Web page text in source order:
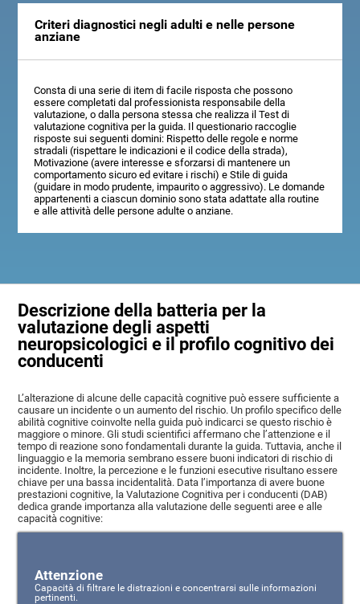
Criteri diagnostici negli adulti e nelle persone
anziane
Consta di una serie di item di facile risposta che possono
essere completati dal professionista responsabile della
valutazione, o dalla persona stessa che realizza il Test di
valutazione cognitiva per la guida. Il questionario raccoglie
risposte sui seguenti domini: Rispetto delle regole e norme
stradali (rispettare le indicazioni e il codice della strada),
Motivazione (avere interesse e sforzarsi di mantenere un
comportamento sicuro ed evitare i rischi) e Stile di guida
(guidare in modo prudente, impaurito o aggressivo). Le domande
appartenenti a ciascun dominio sono stata adattate alla routine
e alle attività delle persone adulte o anziane.
Descrizione della batteria per la
valutazione degli aspetti
neuropsicologici e il profilo cognitivo dei
conducenti
L’alterazione di alcune delle capacità cognitive può essere sufficiente a
causare un incidente o un aumento del rischio. Un profilo specifico delle
abilità cognitive coinvolte nella guida può indicarci se questo rischio è
maggiore o minore. Gli studi scientifici affermano che l’attenzione e il
tempo di reazione sono fondamentali durante la guida. Tuttavia, anche il
linguaggio e la memoria sembrano essere buoni indicatori di rischio di
incidente. Inoltre, la percezione e le funzioni esecutive risultano essere
chiave per una bassa incidentalità. Data l’importanza di avere buone
prestazioni cognitive, la Valutazione Cognitiva per i conducenti (DAB)
dedica grande importanza alla valutazione delle seguenti aree e alle
capacità cognitive:
Attenzione
Capacità di filtrare le distrazioni e concentrarsi sulle informazioni
pertinenti.